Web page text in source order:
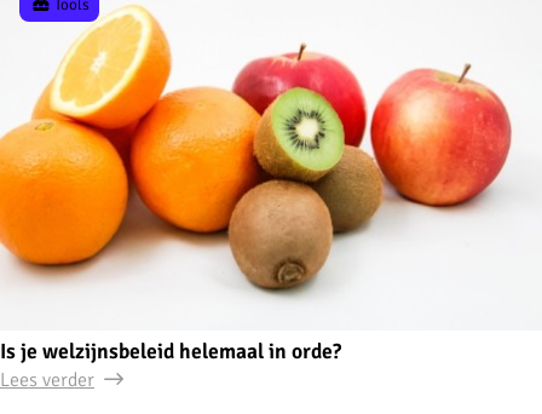
Is je welzijnsbeleid helemaal in orde?
Tools
Lees verder